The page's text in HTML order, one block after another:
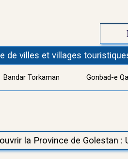
de villes et villages
Bandar Torkaman Gonbad-e
la Province de Golestan :